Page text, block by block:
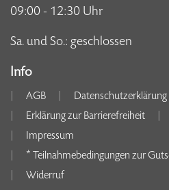
09:00 - 12:30 Uhr
Sa. und So.: geschlossen
Info
AGB
Datenschutzerklärung
Erklärung zur Barrierefreiheit
Impressum
* Teilnahmebedingungen zur
Widerruf